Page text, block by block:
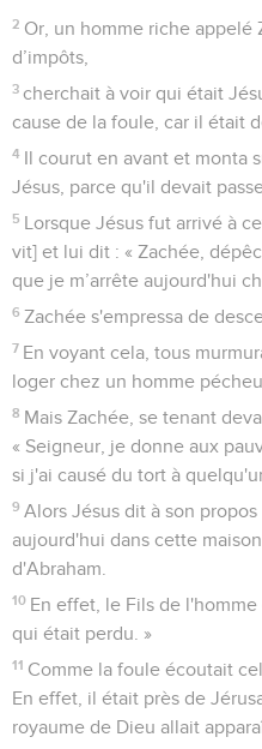
2 Or, un homme riche appelé
d’impôts,
3 cherchait à voir qui était
cause de la foule, car il était
4 Il courut en avant et monta
Jésus, parce qu'il devait
5 Lorsque Jésus fut arrivé à
vit] et lui dit : « Zachée,
que je m’arrête aujourd'hui
6 Zachée s'empressa de
7 En voyant cela, tous
loger chez un homme
8 Mais Zachée, se tenant
« Seigneur, je donne aux
si j'ai causé du tort à
9 Alors Jésus dit à son
aujourd'hui dans cette
d'Abraham.
10 En effet, le Fils de
qui était perdu. »
11 Comme la foule écoutait
En effet, il était près de
royaume de Dieu allait